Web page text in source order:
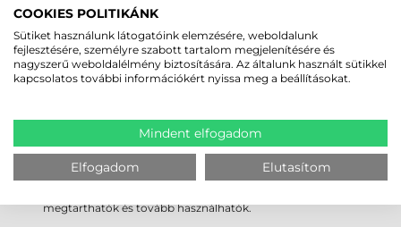
a szabadesés eseménynaplózása, valamint hozzáférést a
gyorsulásmérő adataihoz egyedi alkalmazások számára.
Operációs rendszer:a legújabb Microsoft Windows Embedded
Compact 7.0, vagy Jelly Bean Android 4.1 lehetővé teszi, hogy a
programok kihasználják a legújabb fejlesztéseket, beleértve a
fokozott rugalmasságot és a biztonságot.
mellett, megfelel a FIPS 140-2 Level1 kormányzati előírásoknak,
így nő az adatbiztonság, de ennek ellenére nem csökken a
készülék, vagy az applikáció teljesítménye.
Kompatibilitás:a Symbol/Motorola MC3200 kompatibilis a
meglévő MC3000-es sorozat kiegészítőivel, így az új készülék
megtarthatók és tovább használhatók.
COOKIES POLITIKÁNK
Sütiket használunk látogatóink elemzésére, weboldalunk
fejlesztésére, személyre szabott tartalom megjelenítésére és
nagyszerű weboldalélmény biztosítására. Az általunk használt sütikkel
kapcsolatos további információkért nyissa meg a beállításokat.
Mindent elfogadom
Elfogadom Elutasítom